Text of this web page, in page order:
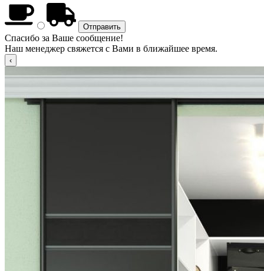
Спасибо за Ваше сообщение!
Наш менеджер свяжется с Вами в ближайшее время.